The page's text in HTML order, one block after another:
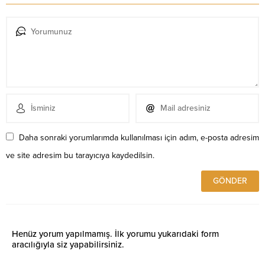
Daha sonraki yorumlarımda kullanılması için adım, e-posta adresim
ve site adresim bu tarayıcıya kaydedilsin.
Henüz yorum yapılmamış. İlk yorumu yukarıdaki form
aracılığıyla siz yapabilirsiniz.